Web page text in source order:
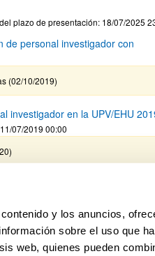
y los anuncios,
sobre el uso que
web, quienes pueden
plazo de presentación: 18/07/2025
de personal investigador con
(02/10/2019)
investigador en la UPV/EHU
07/2019 00:00
en universidades españolas
intermedias Use TAB para
Página
5 Página
6